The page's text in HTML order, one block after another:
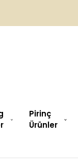
Pirinç
Ürünler